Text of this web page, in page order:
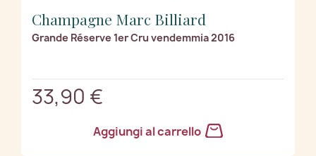
Champagne Marc Billiard
Grande Réserve 1er Cru vendemmia 2016
33,90 €
Aggiungi al carrello